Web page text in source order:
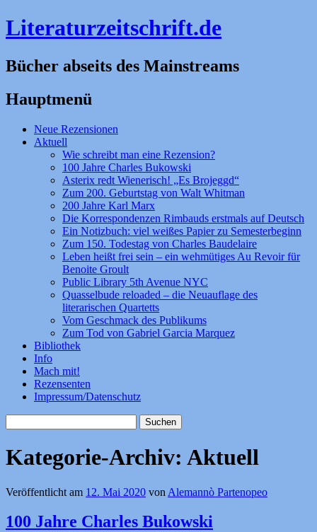
Literaturzeitschrift.de
Bücher abseits des Mainstreams
Hauptmenü
Zum
Inhalt
Neue Rezensionen
Aktuell
Wie schreibt man eine Rezension?
100 Jahre Charles Bukowski
Asterix redt Wienerisch! „Es Brojeggd“
Zum 200. Geburtstag von Walt Whitman
200 Jahre Karl Marx
Die Korrespondenzen Rimbauds erstmals auf Deutsch
Ein Notizbuch: viel weißes Papier zu Semesterbeginn
Zum 150. Todestag von Charles Baudelaire
Leben heißt frei sein – ein wehmütiges Au Revoir für
Benoite Groult
Public Library 5th Avenue NYC
Quasselbude reloaded – die Neuauflage des
literarischen Quartetts
Vom Geschmack des Publikums
Zum Tod von Gabriel Garcia Marquez
Bibliothek
Info
Mach mit!
Rezensenten
Impressum/Datenschutz
nach:
Kategorie-Archiv: Aktuell
Veröffentlicht am 12. Mai 2020 von Alemannò Partenopeo
100 Jahre Charles Bukowski